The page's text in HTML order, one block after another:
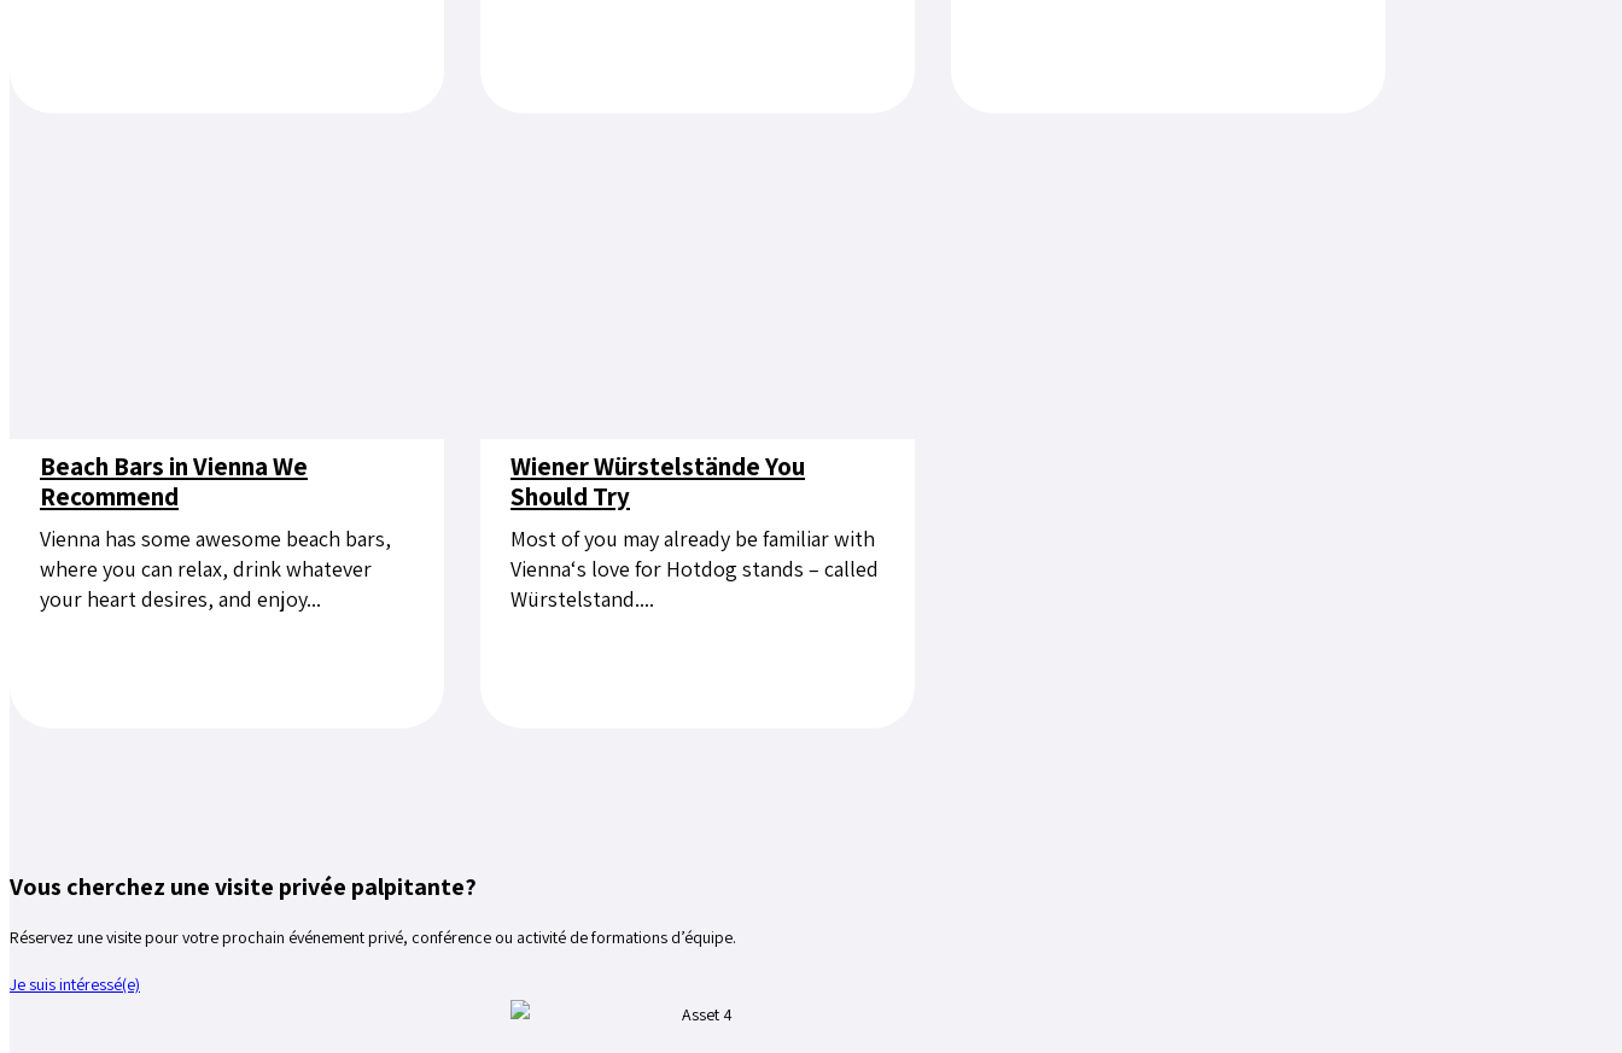
Beach Bars in Vienna We
Recommend
Vienna has some awesome beach bars,
where you can relax, drink whatever
your heart desires, and enjoy...
Wiener Würstelstände You
Should Try
Most of you may already be familiar with
Vienna‘s love for Hotdog stands – called
Würstelstand....
Vous cherchez une visite privée palpitante?
Réservez une visite pour votre prochain événement privé, conférence ou activité de formations d’équipe.
Je suis intéressé(e)